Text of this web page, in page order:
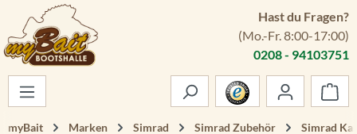
Zum Hauptinhalt springen
Hast du Fragen?
(Mo.-Fr. 8:00-17:00)
0208 - 94103751
myBait Marken Simrad Simrad Zubehör Simrad